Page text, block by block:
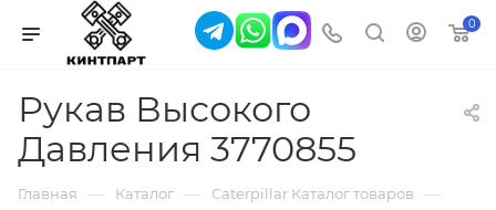
0
Рукав Высокого
Давления 3770855
Главная — Каталог — Caterpillar Каталог товаров —